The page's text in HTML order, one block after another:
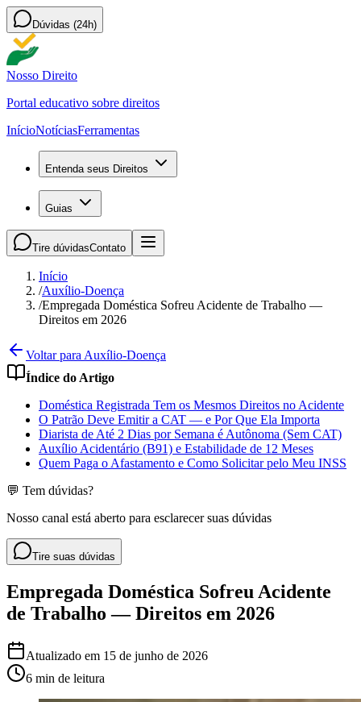
Dúvidas (24h)
Nosso Direito
Portal educativo sobre direitos
InícioNotíciasFerramentas
Entenda seus Direitos
Guias
Tire dúvidasContato
Início
/Auxílio-Doença
/Empregada Doméstica Sofreu Acidente de Trabalho —
Direitos em 2026
Voltar para Auxílio-Doença
Índice do Artigo
Doméstica Registrada Tem os Mesmos Direitos no Acidente
O Patrão Deve Emitir a CAT — e Por Que Ela Importa
Diarista de Até 2 Dias por Semana é Autônoma (Sem CAT)
Auxílio Acidentário (B91) e Estabilidade de 12 Meses
Quem Paga o Afastamento e Como Solicitar pelo Meu INSS
💬 Tem dúvidas?
Nosso canal está aberto para esclarecer suas dúvidas
Tire suas dúvidas
Empregada Doméstica Sofreu Acidente
de Trabalho — Direitos em 2026
Atualizado em 15 de junho de 2026
6 min de leitura